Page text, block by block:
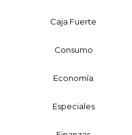
Caja Fuerte
Consumo
Economía
Especiales